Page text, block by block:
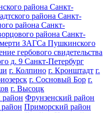
района Санкт-
района Санкт-
района Санкт-
района Санкт-
ЗАГСа Пушкинского
гербового свидетельства
д. 9 Санкт-Петербург
г. Колпино г. Кронштадт г.
г. Сосновый Бор г.
г. Высоцк
Фрунзенский район
Приморский район